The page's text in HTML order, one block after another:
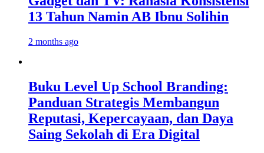
13 Tahun Namin AB Ibnu Solihin
2 months ago
Buku Level Up School Branding:
Panduan Strategis Membangun
Reputasi, Kepercayaan, dan Daya
Saing Sekolah di Era Digital